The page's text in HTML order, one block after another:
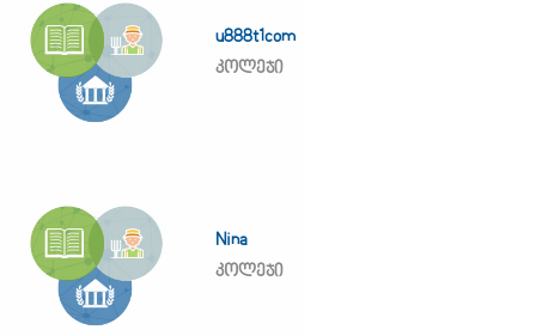
u888t1com
კოლეჯი
Nina
კოლეჯი